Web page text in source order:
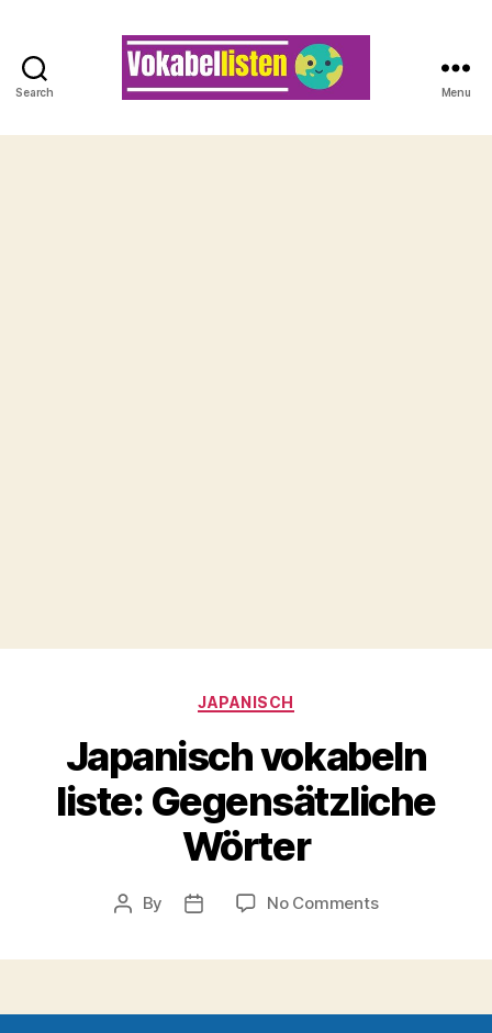
Search Menu
Categories
JAPANISCH
Japanisch vokabeln
liste: Gegensätzliche
Wörter
Post
By
Post
No Commentson